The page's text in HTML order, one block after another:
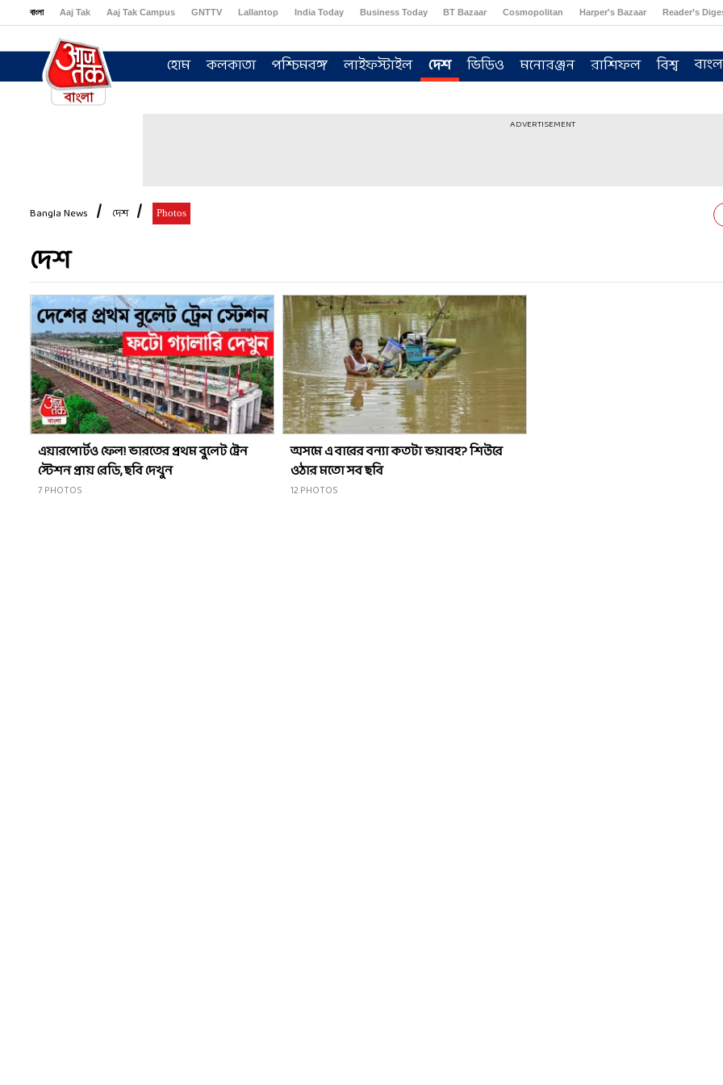
বাংলা Aaj Tak Aaj Tak Campus GNTTV Lallantop India Today Business Today BT Bazaar Cosmopolitan Harper's Bazaar Reader’s
হোম কলকাতা পশ্চিমবঙ্গ লাইফস্টাইল দেশ ভিডিও মনোরঞ্জন রাশিফল বিশ্ব
ADVERTISEMENT
Bangla News দেশ Photos
দেশ
এয়ারপোর্টও ফেল! ভারতের প্রথম বুলেট ট্রেন
স্টেশন প্রায় রেডি, ছবি দেখুন
7 PHOTOS
অসমে এ বারের বন্যা কতটা ভয়াবহ? শিউরে
ওঠার মতো সব ছবি
12 PHOTOS